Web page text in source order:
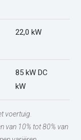
22,0 kW
85 kW DC
kW
voertuig.
van 10% tot 80% van